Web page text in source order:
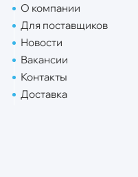
О компании
Для поставщиков
Новости
Вакансии
Контакты
Доставка